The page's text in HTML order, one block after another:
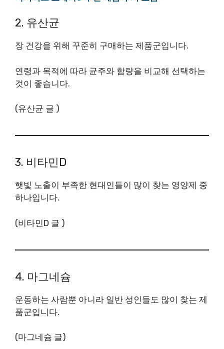
2. 유산균
장 건강을 위해 꾸준히 구매하는 제품군입니다.
연령과 목적에 따라 균주와 함량을 비교해 선택하는
것이 좋습니다.
(유산균 글 )
3. 비타민D
햇빛 노출이 부족한 현대인들이 많이 찾는 영양제 중
하나입니다.
(비타민D 글 )
4. 마그네슘
운동하는 사람뿐 아니라 일반 성인들도 많이 찾는 제
품군입니다.
(마그네슘 글)